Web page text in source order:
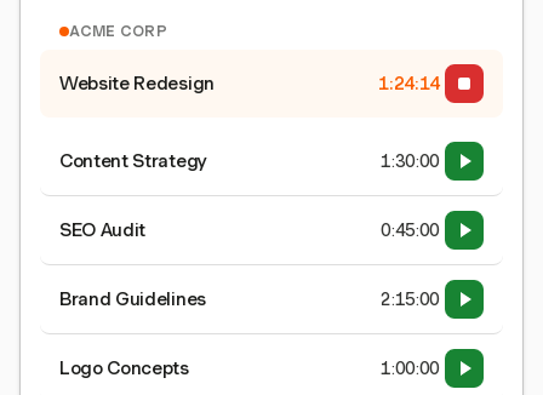
ACME CORP
Website Redesign 1:24:15
Content Strategy 1:30:00
SEO Audit 0:45:00
Brand Guidelines 2:15:00
Logo Concepts 1:00:00